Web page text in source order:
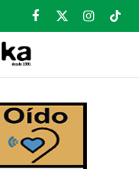
Facebook
X
Instagram